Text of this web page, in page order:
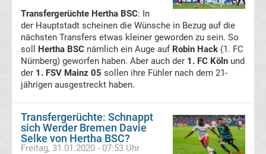
Transfergerüchte
1.
Mainz
05
Transfergerüchte Hertha BSC: In
der Hauptstadt scheinen die Wünsche in Bezug auf die
nächsten Transfers etwas kleiner geworden zu sein. So
soll Hertha BSC nämlich ein Auge auf Robin Hack (1. FC
Nürnberg) geworfen haben. Aber auch der 1. FC Köln und
der 1. FSV Mainz 05 sollen ihre Fühler nach dem 21-
jährigen ausgestreckt haben.
Transfergerüchte: Schnappt
sich Werder Bremen Davie
Selke von Hertha BSC?
Freitag, 31.01.2020 - 07:53 Uhr